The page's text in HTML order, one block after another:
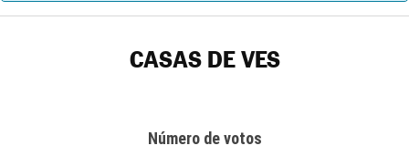
CASAS DE VES
Número de votos